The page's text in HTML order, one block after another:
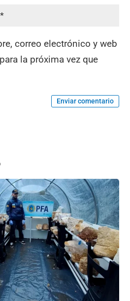
correo electrónico y web
la próxima vez que
Enviar comentario